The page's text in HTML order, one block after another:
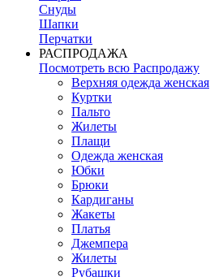
Снуды
Шапки
Перчатки
РАСПРОДАЖА
Посмотреть всю Распродажу
Верхняя одежда женская
Куртки
Пальто
Жилеты
Плащи
Одежда женская
Юбки
Брюки
Кардиганы
Жакеты
Платья
Джемпера
Жилеты
Рубашки